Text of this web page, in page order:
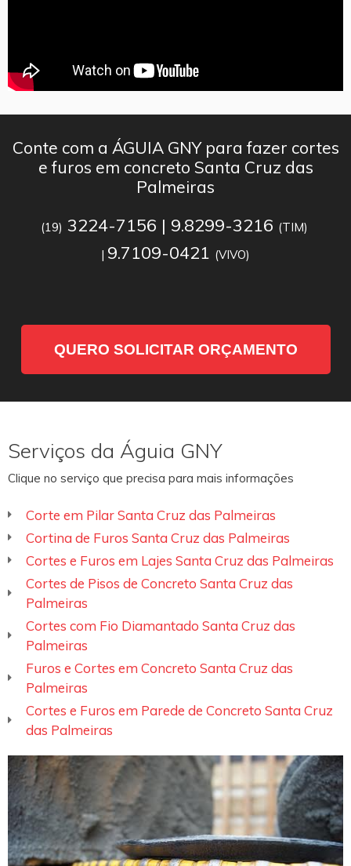
Conte com a ÁGUIA GNY para fazer cortes
e furos em concreto Santa Cruz das
Palmeiras
(19) 3224-7156 | 9.8299-3216 (TIM)
| 9.7109-0421 (VIVO)
QUERO SOLICITAR ORÇAMENTO
Serviços da Águia GNY
Clique no serviço que precisa para mais informações
Corte em Pilar Santa Cruz das Palmeiras
Cortina de Furos Santa Cruz das Palmeiras
Cortes e Furos em Lajes Santa Cruz das Palmeiras
Cortes de Pisos de Concreto Santa Cruz das
Palmeiras
Cortes com Fio Diamantado Santa Cruz das
Palmeiras
Furos e Cortes em Concreto Santa Cruz das
Palmeiras
Cortes e Furos em Parede de Concreto Santa Cruz
das Palmeiras